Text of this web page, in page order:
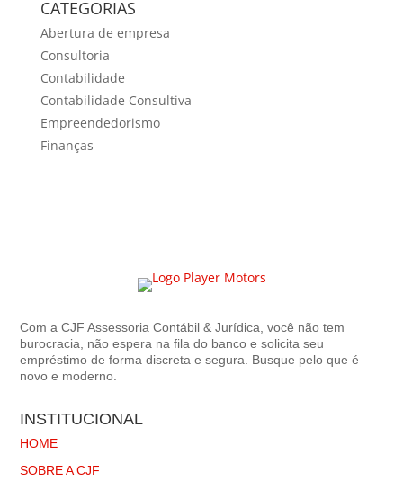
CATEGORIAS
Abertura de empresa
Consultoria
Contabilidade
Contabilidade Consultiva
Empreendedorismo
Finanças
Com a CJF Assessoria Contábil & Jurídica, você não tem
burocracia, não espera na fila do banco e solicita seu
empréstimo de forma discreta e segura. Busque pelo que é
novo e moderno.
INSTITUCIONAL
HOME
SOBRE A CJF